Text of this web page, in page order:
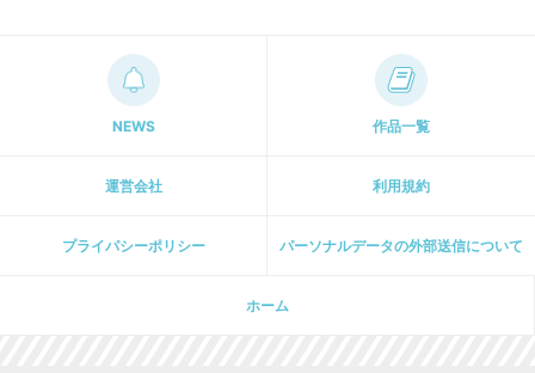
NEWS 作品一覧
運営会社 利用規約
プライパシーポリシー パーソナルデータの外部送信について
ホーム